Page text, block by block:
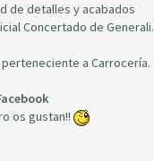
de detalles y acabados
Concertado de Generali.
a Carrocería.
os gustan!!